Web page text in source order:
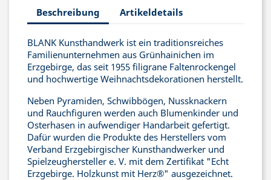
Beschreibung Artikeldetails
BLANK Kunsthandwerk ist ein traditionsreiches
Familienunternehmen aus Grünhainichen im
Erzgebirge, das seit 1955 filigrane Faltenrockengel
und hochwertige Weihnachtsdekorationen herstellt.
Neben Pyramiden, Schwibbögen, Nussknackern
und Rauchfiguren werden auch Blumenkinder und
Osterhasen in aufwendiger Handarbeit gefertigt.
Dafür wurden die Produkte des Herstellers vom
Verband Erzgebirgischer Kunsthandwerker und
Spielzeughersteller e. V. mit dem Zertifikat "Echt
Erzgebirge. Holzkunst mit Herz®" ausgezeichnet.